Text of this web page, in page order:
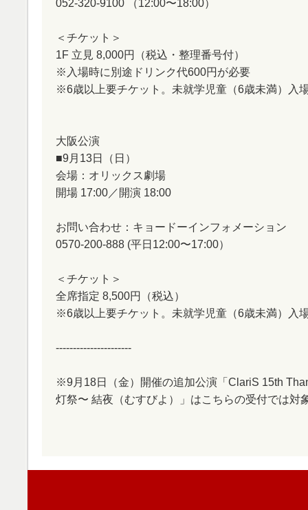
052-320-9100 （12:00〜18:00）
＜チケット＞
1F 立見 8,000円（税込・整理番号付）
※入場時に別途ドリンク代600円が必要
※6歳以上要チケット。未就学児童（6歳未満）入
大阪公演
■9月13日（日）
会場：オリックス劇場
開場 17:00／開演 18:00
お問い合わせ：キョードーインフォメーション
0570-200-888 (平日12:00〜17:00）
＜チケット＞
全席指定 8,500円（税込）
※6歳以上要チケット。未就学児童（6歳未満）入
----------------------
※9月18日（金）開催の追加公演「ClariS 15th
灯祭〜 結夜（むすびよ）」はこちらの受付では対